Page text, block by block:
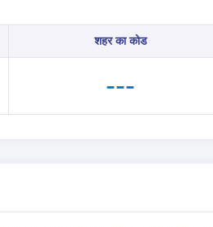
शहर का कोड
---